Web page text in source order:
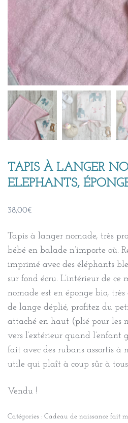
TAPIS À LANGER
ELEPHANTS,
38,00€
Tapis à langer nomade, très
bébé en balade n’importe où.
imprimé avec des éléphants
sur fond écru. L’intérieur de ce
nomade est en éponge bio,
de lange déplié, profitez du
attaché en haut (plié pour les
vers l’extérieur quand l’enfant
fait avec des rubans assortis à
utile qui plaît à coup sûr à tous
Vendu !
Catégories : Cadeau de naissance fait